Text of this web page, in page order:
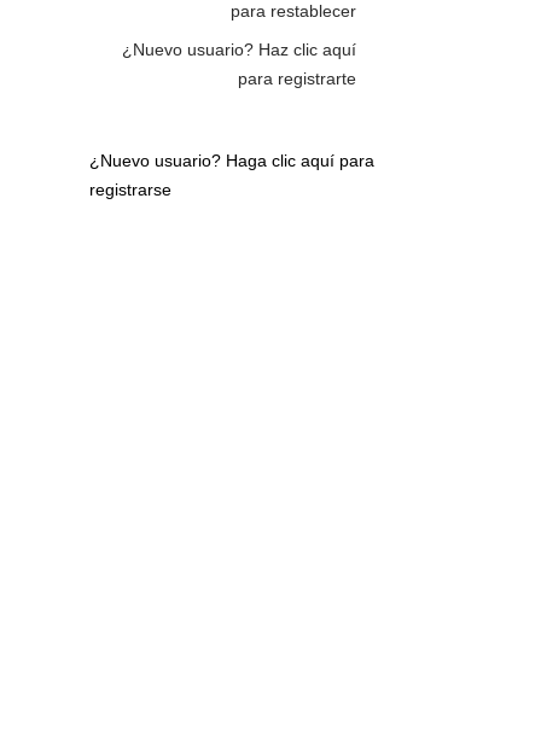
para restablecer
¿Nuevo usuario? Haz clic aquí
para registrarte
¿Nuevo usuario? Haga clic aquí para
registrarse